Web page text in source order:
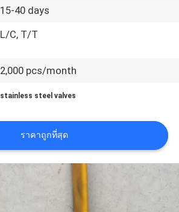
15-40 days
L/C, T/T
2,000 pcs/month
stainless steel valves
ราคาถูกที่สุด